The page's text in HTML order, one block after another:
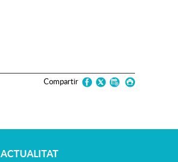
Compartir
ACTUALITAT